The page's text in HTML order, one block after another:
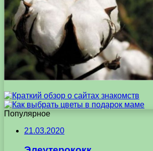
Популярное
21.03.2020